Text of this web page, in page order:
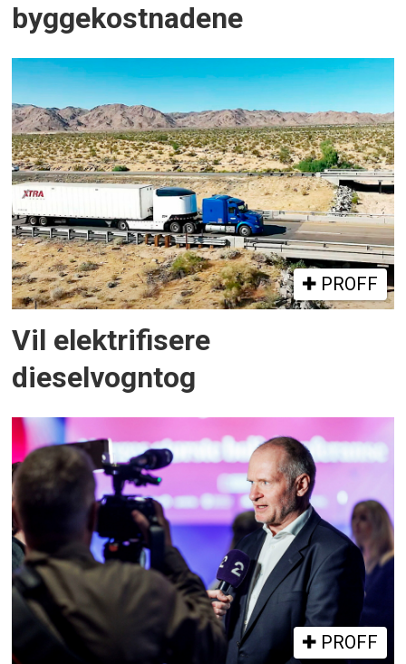
byggekostnadene
PROFF
Vil elektrifisere
dieselvogntog
PROFF